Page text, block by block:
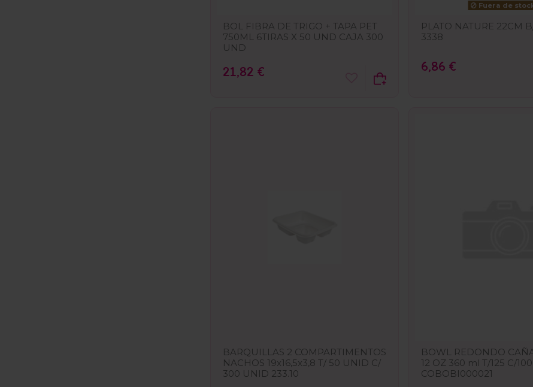
BOL FIBRA DE TRIGO + TAPA PET
750ML 6TIRAS X 50 UND CAJA 300
UND
21,82 €
Fuera de
PLATO NATURE 22CM
3338
6,86 €
BARQUILLAS 2 COMPARTIMENTOS
NACHOS 19x16,5x3,8 T/ 50 UNID C/
300 UNID 233.10
BOWL REDONDO
12 OZ 360 ml T/125 C/
COBOBI000021